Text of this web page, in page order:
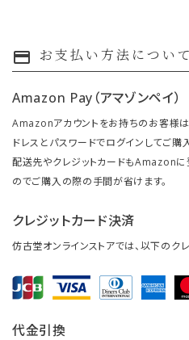
payment お支払い方法について
Amazon Pay（アマゾンペイ）
Amazonアカウントをお持ちのお客様
ドレスとパスワードでログインしてご購
配送先やクレジットカードもAmazon
のでご購入の際の手間が省けます。
クレジットカード決済
仿古堂オンラインストアでは、以下のク
代金引換